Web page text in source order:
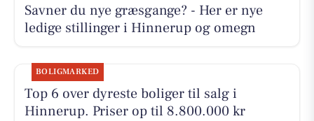
Savner du nye græsgange? - Her er nye
ledige stillinger i Hinnerup og omegn
BOLIGMARKED
Top 6 over dyreste boliger til salg i
Hinnerup. Priser op til 8.800.000 kr